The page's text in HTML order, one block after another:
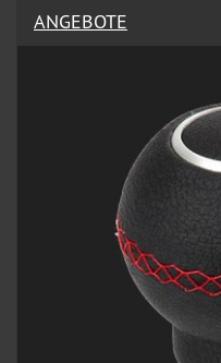
ANGEBOTE